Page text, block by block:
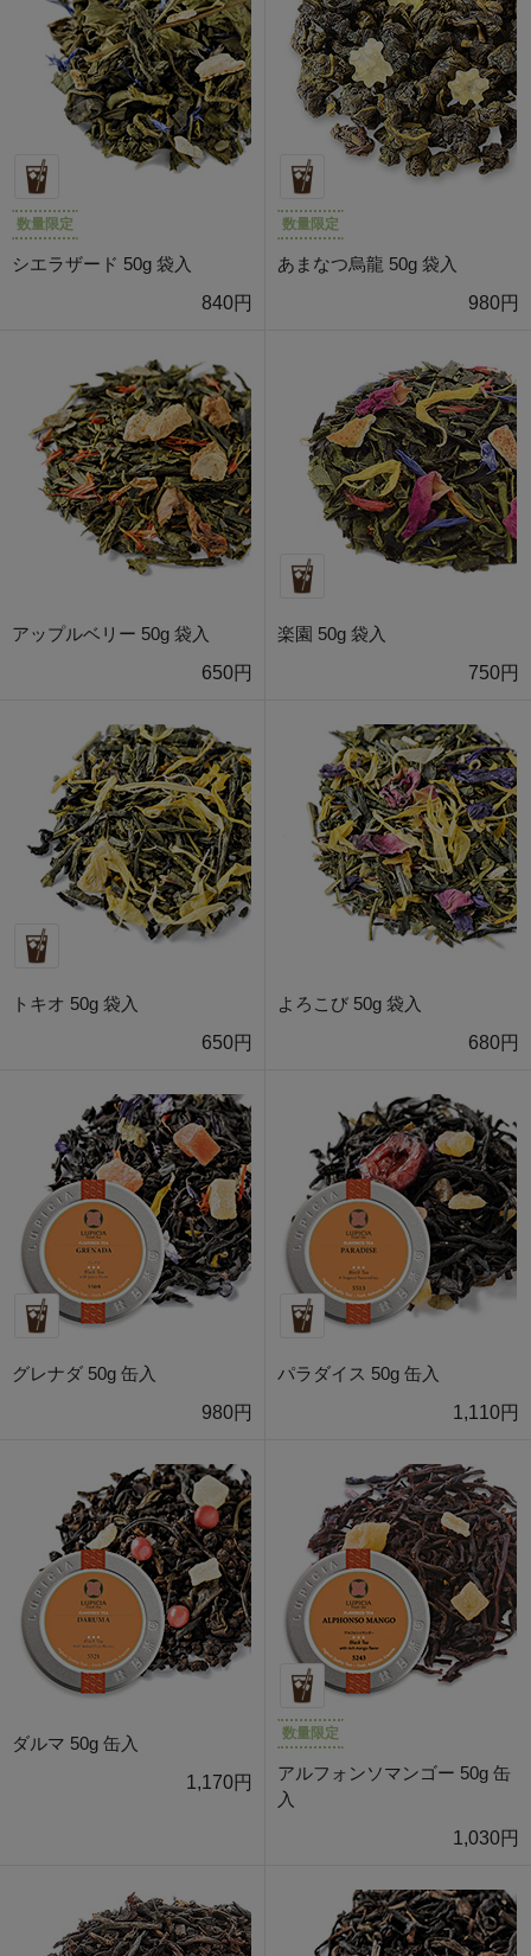
数量限定
シエラザード 50g 袋入
840円
数量限定
あまなつ烏龍 50g 袋入
980円
アップルベリー 50g 袋入
650円
楽園 50g 袋入
750円
トキオ 50g 袋入
650円
よろこび 50g 袋入
680円
グレナダ 50g 缶入
980円
パラダイス 50g 缶入
1,110円
ダルマ 50g 缶入
1,170円
数量限定
アルフォンソマンゴー 50g 缶
入
1,030円